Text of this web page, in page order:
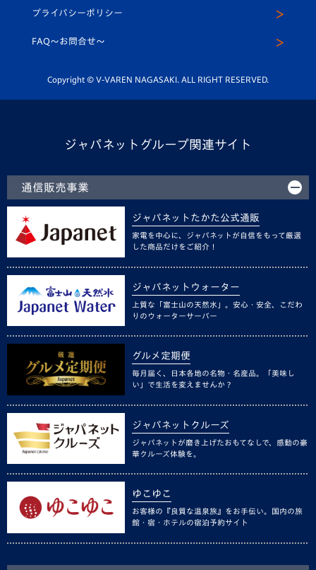
平和祈念活動
ホームタウン活動
スクール
公式LINE＠
プライバシーポリシー
FAQ〜お問合せ〜
Copyright © V-VAREN NAGASAKI. ALL RIGHT RESERVED.
ジャパネットグループ関連サイト
通信販売事業
ジャパネットたかた公式通販
家電を中心に、ジャパネットが自信をもって厳選
した商品だけをご紹介！
ジャパネットウォーター
上質な「富士山の天然水」。安心・安全、こだわ
りのウォーターサーバー
グルメ定期便
毎月届く、日本各地の名物・名産品。「美味し
い」で生活を変えませんか？
ジャパネットクルーズ
ジャパネットが磨き上げたおもてなしで、感動の豪
華クルーズ体験を。
ゆこゆこ
お客様の『良質な温泉旅』をお手伝い。国内の旅
館・宿・ホテルの宿泊予約サイト